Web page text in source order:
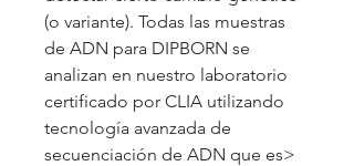
(o variante). Todas las muestras
de ADN para DIPBORN se
analizan en nuestro laboratorio
certificado por CLIA utilizando
tecnología avanzada de
secuenciación de ADN que es>